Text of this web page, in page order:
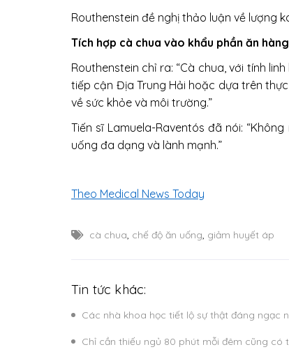
Routhenstein đề nghị thảo luận về lượng
Tích hợp cà chua vào khẩu phần ăn
Routhenstein chỉ ra: “Cà chua, với tính
tiếp cận Địa Trung Hải hoặc dựa trên
về sức khỏe và môi trường.”
Tiến sĩ Lamuela-Raventós đã nói:
uống đa dạng và lành mạnh.”
Theo Medical News Today
cà chua, chế độ ăn uống, giảm huyết áp
Tin tức khác:
Các nhà khoa học tiết lộ sự thật đáng ngạc
Chỉ cần thiếu ngủ 80 phút mỗi đêm cũng có